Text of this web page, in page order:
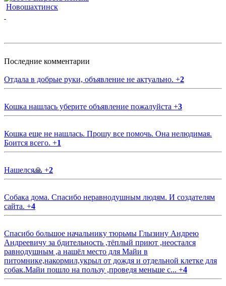
Новошахтинск
Последние комментарии
Отдала в добрые руки, объявление не актуально. +2
Кошка нашлась уберите объявление пожалуйста +3
Кошка еще не нашлась. Прошу все помочь. Она нелюдимая.
Боится всего. +1
Нашелся🙏 +2
Собака дома. Спасибо неравнодушным людям. И создателям
сайта. +4
Спасибо большое начальнику тюрьмы Глызину Андрею
Андреевичу за бдительность ,тёплый приют ,неостался
равнодушным ,а нашёл место для Майи в
питомнике,накормил,укрыл от дождя и отдельной клетке для
собак.Майи пошло на пользу ,проведя меньше с... +4